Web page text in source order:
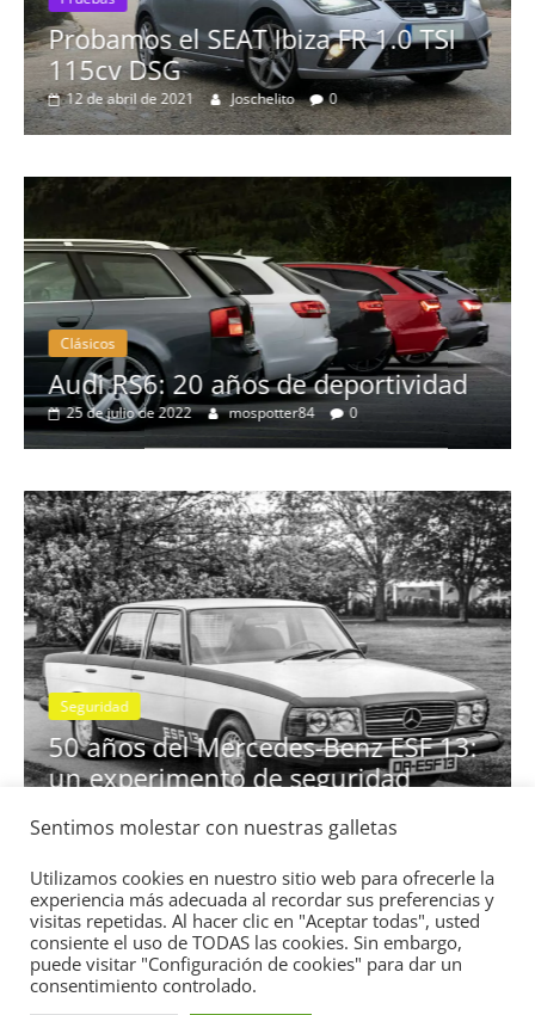
TSI
Pruebas
Joschelito
Clásicos
28 de junio de 2022 mospotter84 0
ESF 13:
Seguridad Vídeo
El Mazda CX-5 2022 logra
nota en las pruebas de
IIHS
11 de noviembre de 2021 mospotter84
Sentimos molestar con nuestras galletas
Utilizamos cookies en nuestro sitio web para ofrecerle la
experiencia más adecuada al recordar sus preferencias y
visitas repetidas. Al hacer clic en "Aceptar todas", usted
consiente el uso de TODAS las cookies. Sin embargo,
puede visitar "Configuración de cookies" para dar un
consentimiento controlado.